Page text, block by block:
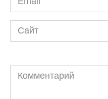
*
Сайт
Комментарий